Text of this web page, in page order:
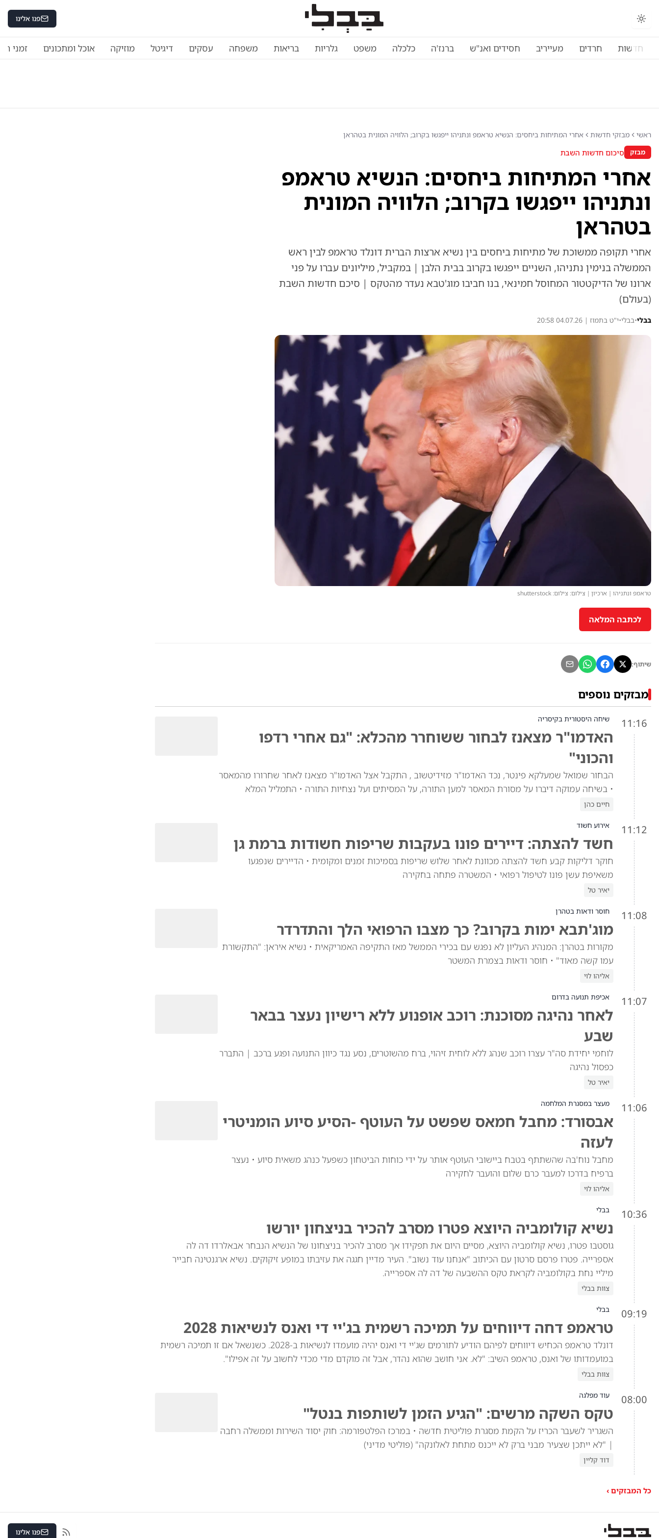
החלפת מצב תצוגה פנו אלינו
חדשות חרדים מעייריב חסידים ואנ"ש ברנז'ה כלכלה משפט גלריות בריאות משפחה עסקים דיגיטל מוזיקה אוכל ומתכונים זמני
ראשי מבזקי חדשות אחרי המתיחות ביחסים: הנשיא טראמפ ונתניהו ייפגשו בקרוב; הלוויה המונית בטהראן
מבזק סיכום חדשות השבת
אחרי המתיחות ביחסים: הנשיא טראמפ
ונתניהו ייפגשו בקרוב; הלוויה המונית
בטהראן
אחרי תקופה ממשוכת של מתיחות ביחסים בין נשיא ארצות הברית דונלד טראמפ לבין ראש
הממשלה בנימין נתניהו, השניים ייפגשו בקרוב בבית הלבן | במקביל, מיליונים עברו על פני
ארונו של הדיקטטור המחוסל חמינאי, בנו חביבו מוג'טבא נעדר מהטקס | סיכם חדשות השבת
(בעולם)
בבלי•בבלי•י"ט בתמוז | 04.07.26 20:58
טראמפ ונתניהו | ארכיון | צילום: צילום: shutterstock
לכתבה המלאה
שיתוף:
מבזקים נוספים
11:16 שיחה היסטורית בקיסריה
האדמו"ר מצאנז לבחור ששוחרר מהכלא: "גם אחרי רדפו
והכוני"
הבחור שמואל שמעלקא פינטר, נכד האדמו"ר מזידיטשוב , התקבל אצל האדמו"ר מצאנז לאחר שחרורו מהמאסר
• בשיחה עמוקה דיברו על מסורת המאסר למען התורה, על המסיתים ועל נצחיות התורה • התמליל המלא
חיים כהן
11:12 אירוע חשוד
חשד להצתה: דיירים פונו בעקבות שריפות חשודות ברמת גן
חוקר דליקות קבע חשד להצתה מכוונת לאחר שלוש שריפות בסמיכות זמנים ומקומית • הדיירים שנפגעו
משאיפת עשן פונו לטיפול רפואי • המשטרה פתחה בחקירה
יאיר טל
11:08 חוסר ודאות בטהרן
מוג'תבא ימות בקרוב? כך מצבו הרפואי הלך והתדרדר
מקורות בטהרן: המנהיג העליון לא נפגש עם בכירי הממשל מאז התקיפה האמריקאית • נשיא איראן: "התקשורת
עמו קשה מאוד" • חוסר ודאות בצמרת המשטר
אליהו לוי
11:07 אכיפת תנועה בדרום
לאחר נהיגה מסוכנת: רוכב אופנוע ללא רישיון נעצר בבאר
שבע
לוחמי יחידת סה"ר עצרו רוכב שנהג ללא לוחית זיהוי, ברח מהשוטרים, נסע נגד כיוון התנועה ופגע ברכב | התברר
כפסול נהיגה
יאיר טל
11:06 מעצר במסגרת המלחמה
אבסורד: מחבל חמאס שפשט על העוטף -הסיע סיוע הומניטרי
לעזה
מחבל נוח'בה שהשתתף בטבח ביישובי העוטף אותר על ידי כוחות הביטחון כשפעל כנהג משאית סיוע • נעצר
ברפיח בדרכו למעבר כרם שלום והועבר לחקירה
אליהו לוי
10:36 בבלי
נשיא קולומביה היוצא פטרו מסרב להכיר בניצחון יורשו
גוסטבו פטרו, נשיא קולומביה היוצא, מסיים היום את תפקידו אך מסרב להכיר בניצחונו של הנשיא הנבחר אבאלרדו דה לה
אספרייה. פטרו פרסם סרטון עם הכיתוב "אנחנו עוד נשוב". העיר מדיין חגגה את עזיבתו במופע זיקוקים. נשיא ארגנטינה חבייר
מיליי נחת בקולומביה לקראת טקס ההשבעה של דה לה אספרייה.
צוות בבלי
09:19 בבלי
טראמפ דחה דיווחים על תמיכה רשמית בג'יי די ואנס לנשיאות 2028
דונלד טראמפ הכחיש דיווחים לפיהם הודיע לתורמים שג'יי די ואנס יהיה מועמדו לנשיאות ב-2028. כשנשאל אם זו תמיכה רשמית
במועמדותו של ואנס, טראמפ השיב: "לא. אני חושב שהוא נהדר, אבל זה מוקדם מדי מכדי לחשוב על זה אפילו".
צוות בבלי
08:00 עוד מפלגה
טקס השקה מרשים: "הגיע הזמן לשותפות בנטל"
השגריר לשעבר הכריז על הקמת מסגרת פוליטית חדשה • במרכז הפלטפורמה: חוק יסוד השירות וממשלה רחבה
| "לא ייתכן שצעיר מבני ברק לא ייכנס מתחת לאלונקה" (פוליטי מדיני)
דוד קליין
כל המבזקים ›
פנו אלינו